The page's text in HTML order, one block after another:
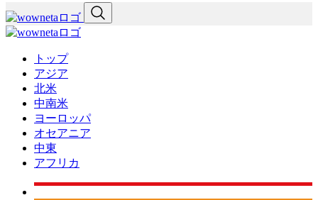
トップ
アジア
北米
中南米
ヨーロッパ
オセアニア
中東
アフリカ